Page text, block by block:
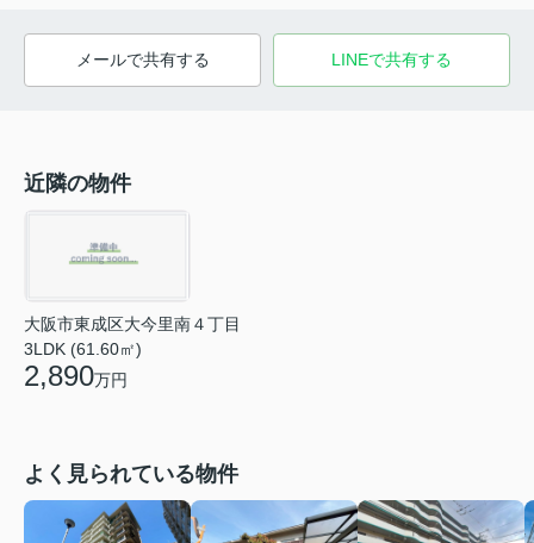
メールで共有する LINEで共有する
近隣の物件
大阪市東成区大今里南４丁目
3LDK (61.60㎡)
2,890万円
よく見られている物件